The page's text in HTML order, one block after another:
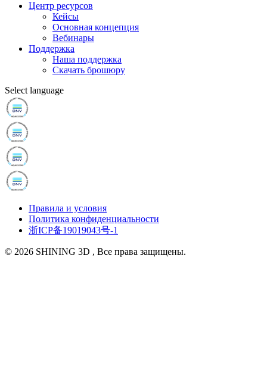
Центр ресурсов
Кейсы
Основная концепция
Вебинары
Поддержка
Наша поддержка
Скачать брошюру
Select language
Правила и условия
Политика конфиденциальности
浙ICP备19019043号-1
© 2026 SHINING 3D , Все права защищены.